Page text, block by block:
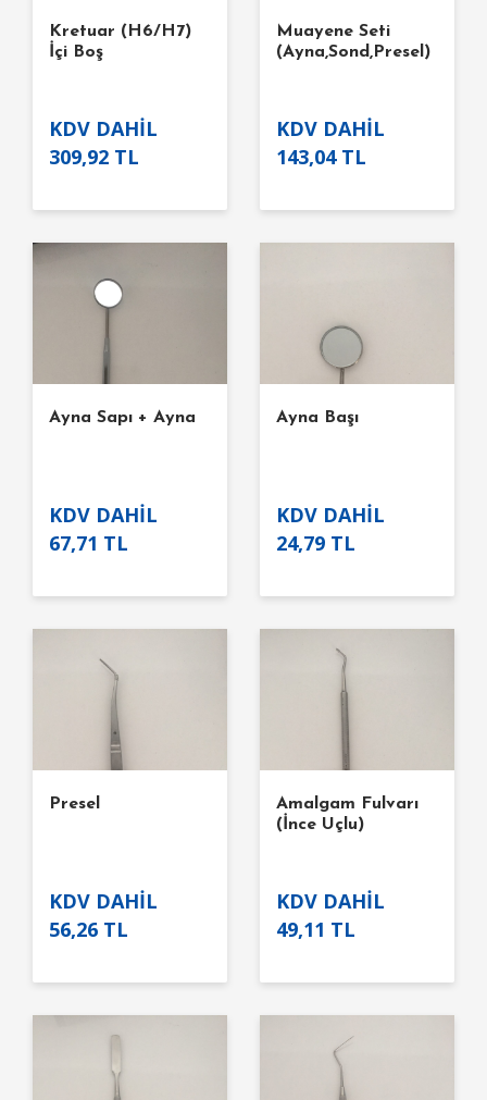
Kretuar (H6/H7)
İçi Boş
KDV DAHİL
309,92 TL
Muayene Seti
(Ayna,Sond,Presel)
KDV DAHİL
143,04 TL
Ayna Sapı + Ayna
KDV DAHİL
67,71 TL
Ayna Başı
KDV DAHİL
24,79 TL
Presel
KDV DAHİL
56,26 TL
Amalgam Fulvarı
(İnce Uçlu)
KDV DAHİL
49,11 TL